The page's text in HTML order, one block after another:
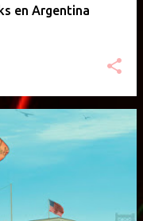
en Argentina